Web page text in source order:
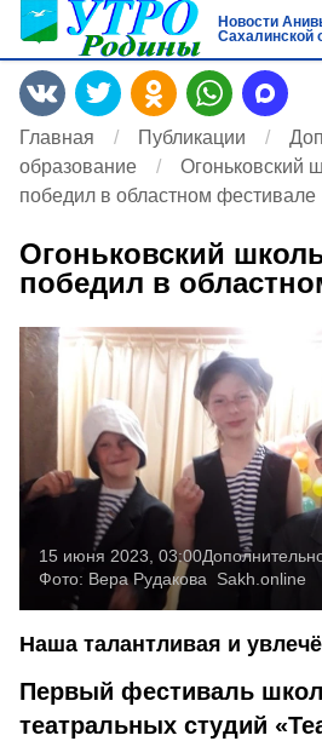
Новости
Сахалинской
Главная Публикации
образование
Огоньковский
победил в областном фестивале
Огоньковский
победил в
15 июня 2023, 03:00
Фото: Вера Рудакова Sakh.online
Наша талантливая и
Первый фестиваль
театральных студий